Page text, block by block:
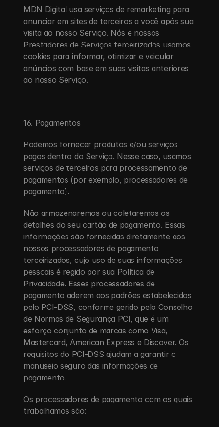
MDN Digital usa serviços de remarketing para
anunciar em sites de terceiros a você após sua
visita ao nosso Serviço. Nós e nossos
Prestadores de Serviços terceirizados usamos
cookies para informar, otimizar e veicular
anúncios com base em suas visitas anteriores
ao nosso Serviço.
16. Pagamentos
Podemos fornecer produtos e/ou serviços
pagos dentro do Serviço. Nesse caso, usamos
serviços de terceiros para processamento de
pagamentos (por exemplo, processadores de
pagamento).
Não armazenaremos ou coletaremos os
detalhes do seu cartão de pagamento. Essas
informações são fornecidas diretamente aos
nossos processadores de pagamento
terceirizados, cujo uso de suas informações
pessoais é regido por sua Política de
Privacidade. Esses processadores de
pagamento aderem aos padrões estabelecidos
pelo PCI-DSS, conforme gerido pelo Conselho
de Normas de Segurança PCI, que é um
esforço conjunto de marcas como Visa,
Mastercard, American Express e Discover. Os
requisitos do PCI-DSS ajudam a garantir o
manuseio seguro das informações de
pagamento.
Os processadores de pagamento com os quais
trabalhamos são: